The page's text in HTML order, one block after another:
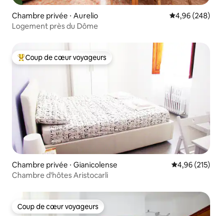
Chambre privée ⋅ Aurelio Évaluation
4,96 (248)
Logement près du Dôme
Coups de cœur voyageurs les plus appréciés
Coup de cœur voyageurs
Chambre privée ⋅ Gianicolense Évaluation
4,96 (215)
Chambre d'hôtes Aristocarli
Coup de cœur voyageurs
Coup de cœur voyageurs